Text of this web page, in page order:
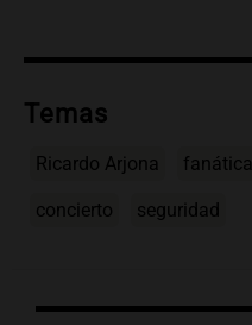
Temas
Ricardo Arjona fanática
concierto seguridad